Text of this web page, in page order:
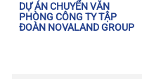
DỰ ÁN CHUYỂN VĂN
PHÒNG CÔNG TY TẬP
ĐOÀN NOVALAND GROUP